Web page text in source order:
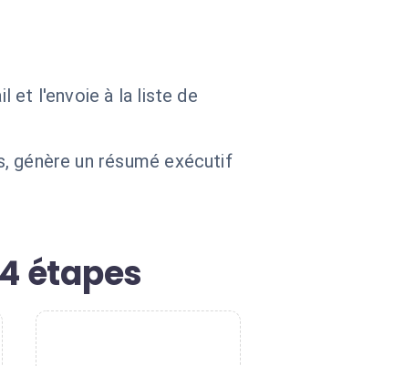
et l'envoie à la liste de
génère un résumé exécutif
étapes